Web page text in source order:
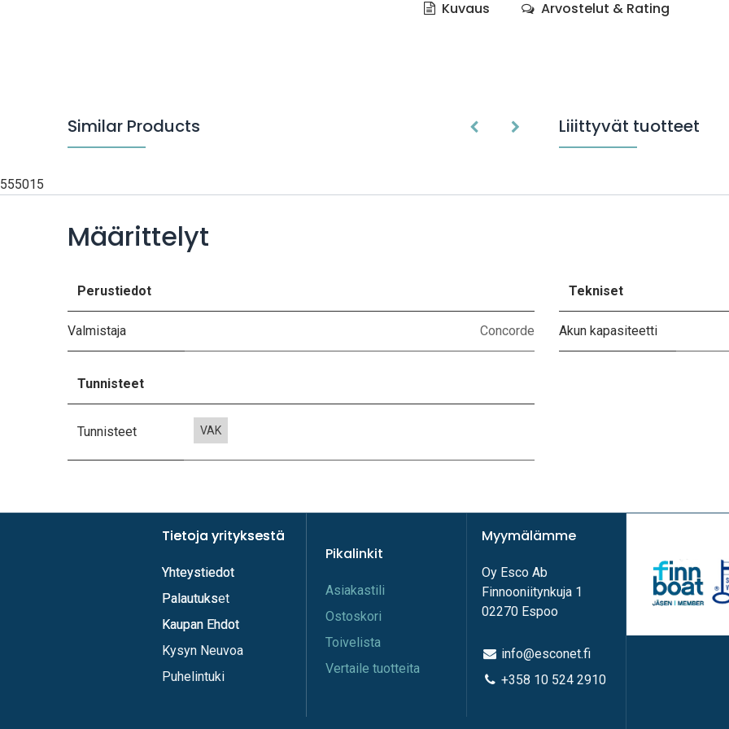
Kuvaus Arvostelut & Rating
Similar Products Liiittyvät tuotteet
555015
Määrittelyt
Perustiedot
Valmistaja Concorde
Tekniset
Akun kapasiteetti
Tunnisteet
Tunnisteet VAK
Pikalinkit
A​s​iakastili
Os​toskori
Toi​velista
Vertaile tuotteita
Myymälämme
Oy Esco Ab
Finnooniitynkuja 1
02270 Espoo
info@esconet.fi
+358 10 524 2910
Tietoja yrityksestä
Yhteystiedot
Palautukset
Kaupan Ehdot
Tietoja yrityksestä
Yhteystiedot
Palautuks
Kaupan Ehdot
Kysyn Neuvoa
Puhelintuki